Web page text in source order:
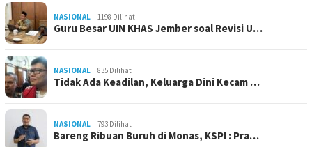
NASIONAL 1198 Dilihat
Guru Besar UIN KHAS Jember soal Revisi U…
NASIONAL 835 Dilihat
Tidak Ada Keadilan, Keluarga Dini Kecam …
NASIONAL 793 Dilihat
Bareng Ribuan Buruh di Monas, KSPI : Pra…